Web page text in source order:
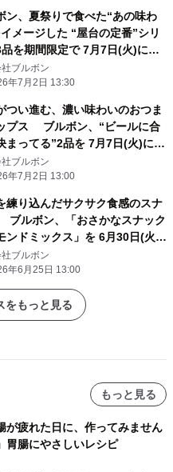
ン、夏祭りで食べた“あの味わ
メージした “屋台の定番”シリ
を期間限定で 7月7日(火)に新
ブルボン
年7月2日 13:30
つい進む、濃い味わいのおつま
プス ブルボン、“ビールに合
まってる”2品を 7月7日(火)にコ
エンスストア先行で新発売！
ブルボン
年7月2日 13:00
練り込んだサクサク食感のスナ
ルボン、「おさかなスナック
ンドミックス」を 6月30日(火)
売！
ブルボン
年6月25日 13:00
をもっと見る
もっと見る
が疲れた日に、作ってみません
胃腸にやさしいレシピ